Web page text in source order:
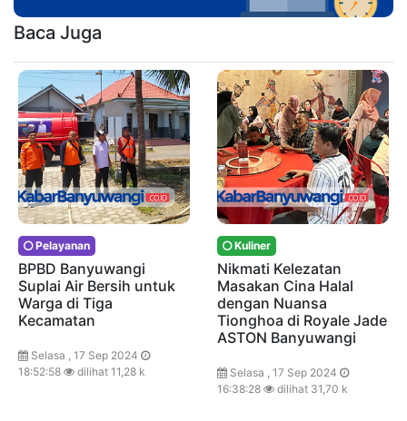
Baca Juga
Pelayanan
BPBD Banyuwangi
Suplai Air Bersih untuk
Warga di Tiga
Kecamatan
Selasa , 17 Sep 2024
18:52:58
dilihat 11,28 k
Kuliner
Nikmati Kelezatan
Masakan Cina Halal
dengan Nuansa
Tionghoa di Royale Jade
ASTON Banyuwangi
Selasa , 17 Sep 2024
16:38:28
dilihat 31,70 k